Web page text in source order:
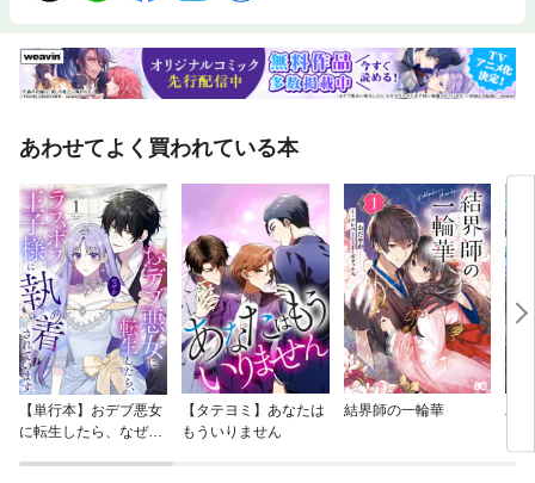
あわせてよく買われている本
【単行本】おデブ悪女
に転生したら、なぜか
【タテヨミ】あなたは
もういりません
結界師の一輪華
バ
今